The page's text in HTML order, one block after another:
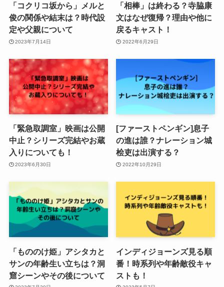
「コクリコ坂から」メルと
俊の関係や結末は？時代設
定や父親について
2023年7月14日
「相棒」は終わる？寺脇康
文はなぜ復帰？理由や他に
戻るキャスト！
2022年6月29日
「緊急取調室」映画は公開
中止？シリーズ完結やお蔵
入りについても！
2023年6月30日
[ファーストペンギン]息子
の進は誰？ナレーション城
桧吏は出演する？
2022年10月29日
「もののけ姫」アシタカと
サンの年齢生い立ちは？洞
窟シーンやその後について
インディジョーンズ見る順
番！時系列や年齢敵役キャ
ストも！